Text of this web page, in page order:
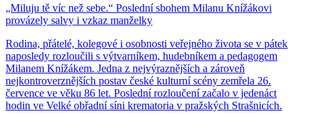
„Miluju tě víc než sebe.“ Poslední sbohem Milanu Knížákovi
provázely salvy i vzkaz manželky
Rodina, přátelé, kolegové i osobnosti veřejného života se v pátek
naposledy rozloučili s výtvarníkem, hudebníkem a pedagogem
Milanem Knížákem. Jedna z nejvýraznějších a zároveň
nejkontroverznějších postav české kulturní scény zemřela 26.
července ve věku 86 let. Poslední rozloučení začalo v jedenáct
hodin ve Velké obřadní síni krematoria v pražských Strašnicích.